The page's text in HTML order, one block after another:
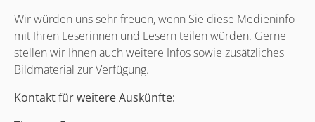
Wir würden uns sehr freuen, wenn Sie diese Medieninfo
mit Ihren Leserinnen und Lesern teilen würden. Gerne
stellen wir Ihnen auch weitere Infos sowie zusätzliches
Bildmaterial zur Verfügung.
Kontakt für weitere Auskünfte: